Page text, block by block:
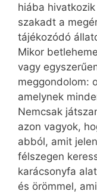
hiába
szakadt a
tájékozódó
Mikor
vagy
meggondolom:
amelynek
Nemcsak
azon vagyok,
abból, amit
félszegen
karácsonyfa
és örömmel,